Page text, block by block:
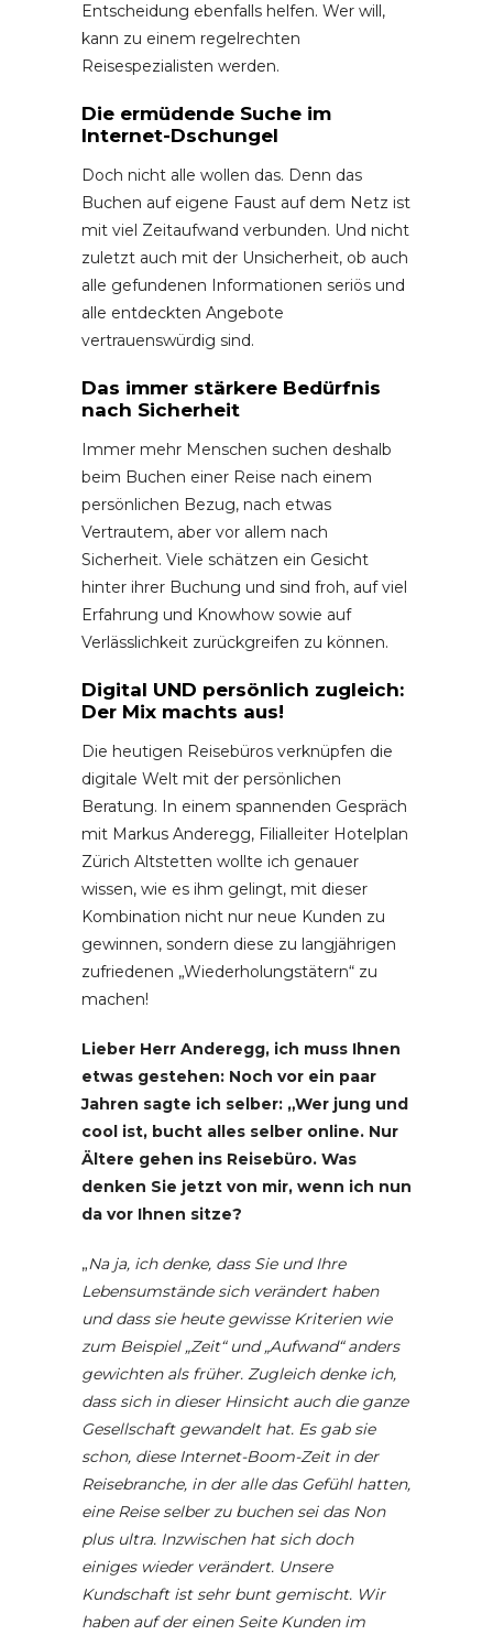
Entscheidung ebenfalls helfen. Wer will,
kann zu einem regelrechten
Reisespezialisten werden.
Die ermüdende Suche im
Internet-Dschungel
Doch nicht alle wollen das. Denn das
Buchen auf eigene Faust auf dem Netz ist
mit viel Zeitaufwand verbunden. Und nicht
zuletzt auch mit der Unsicherheit, ob auch
alle gefundenen Informationen seriös und
alle entdeckten Angebote
vertrauenswürdig sind.
Das immer stärkere Bedürfnis
nach Sicherheit
Immer mehr Menschen suchen deshalb
beim Buchen einer Reise nach einem
persönlichen Bezug, nach etwas
Vertrautem, aber vor allem nach
Sicherheit. Viele schätzen ein Gesicht
hinter ihrer Buchung und sind froh, auf viel
Erfahrung und Knowhow sowie auf
Verlässlichkeit zurückgreifen zu können.
Digital UND persönlich zugleich:
Der Mix machts aus!
Die heutigen Reisebüros verknüpfen die
digitale Welt mit der persönlichen
Beratung. In einem spannenden Gespräch
mit Markus Anderegg, Filialleiter Hotelplan
Zürich Altstetten wollte ich genauer
wissen, wie es ihm gelingt, mit dieser
Kombination nicht nur neue Kunden zu
gewinnen, sondern diese zu langjährigen
zufriedenen „Wiederholungstätern“ zu
machen!
Lieber Herr Anderegg, ich muss Ihnen
etwas gestehen: Noch vor ein paar
Jahren sagte ich selber: „Wer jung und
cool ist, bucht alles selber online. Nur
Ältere gehen ins Reisebüro. Was
denken Sie jetzt von mir, wenn ich nun
da vor Ihnen sitze?
„Na ja, ich denke, dass Sie und Ihre
Lebensumstände sich verändert haben
und dass sie heute gewisse Kriterien wie
zum Beispiel „Zeit“ und „Aufwand“ anders
gewichten als früher. Zugleich denke ich,
dass sich in dieser Hinsicht auch die ganze
Gesellschaft gewandelt hat. Es gab sie
schon, diese Internet-Boom-Zeit in der
Reisebranche, in der alle das Gefühl hatten,
eine Reise selber zu buchen sei das Non
plus ultra. Inzwischen hat sich doch
einiges wieder verändert. Unsere
Kundschaft ist sehr bunt gemischt. Wir
haben auf der einen Seite Kunden im